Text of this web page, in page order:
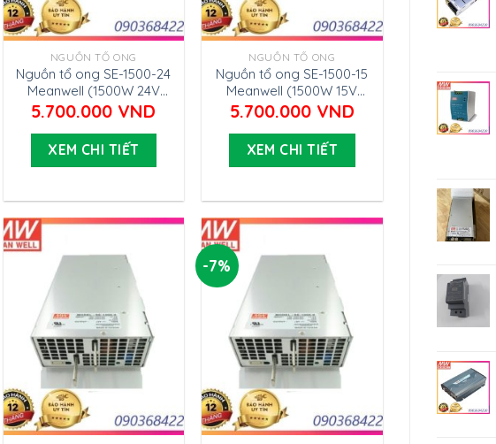
NGUỒN TỔ ONG
Nguồn tổ ong SE-1500-24
Meanwell (1500W 24V
62.5A)
5.700.000 VND
XEM CHI TIẾT
NGUỒN TỔ ONG
Nguồn tổ ong SE-1500-15
Meanwell (1500W 15V
100A)
5.700.000 VND
XEM CHI TIẾT
-7%